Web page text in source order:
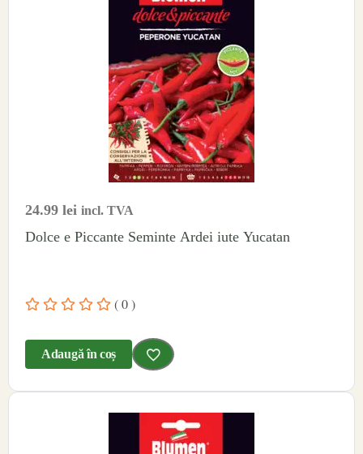
24.99 lei incl. TVA
Dolce e Piccante Seminte Ardei iute Yucatan
( 0 )
Adaugă în coș